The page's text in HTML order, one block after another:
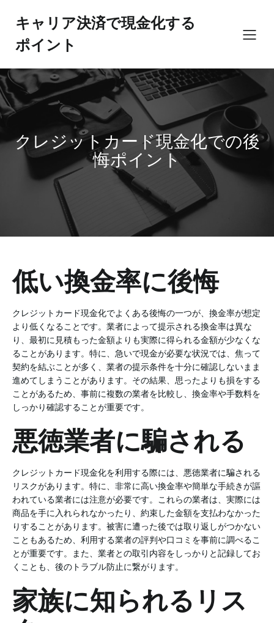
へ
ス
キ
ッ
プ
キャリア決済で現金化する
ポイント
クレジットカード現金化での後
悔ポイント
低い換金率に後悔
クレジットカード現金化でよくある後悔の一つが、換金率が想定
より低くなることです。業者によって提示される換金率は異な
り、最初に見積もった金額よりも実際に得られる金額が少なくな
ることがあります。特に、急いで現金が必要な状況では、焦って
契約を結ぶことが多く、業者の提示条件を十分に確認しないまま
進めてしまうことがあります。その結果、思ったよりも損をする
ことがあるため、事前に複数の業者を比較し、換金率や手数料を
しっかり確認することが重要です。
悪徳業者に騙される
クレジットカード現金化を利用する際には、悪徳業者に騙される
リスクがあります。特に、非常に高い換金率や簡単な手続きが謳
われている業者には注意が必要です。これらの業者は、実際には
商品を手に入れられなかったり、約束した金額を支払わなかった
りすることがあります。被害に遭った後では取り返しがつかない
こともあるため、利用する業者の評判や口コミを事前に調べるこ
とが重要です。また、業者との取引内容をしっかりと記録してお
くことも、後のトラブル防止に繋がります。
家族に知られるリス